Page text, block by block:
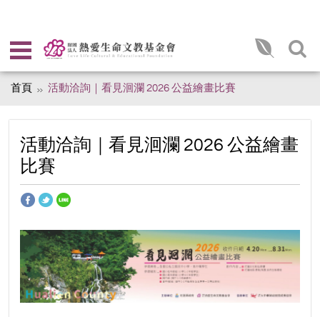
首頁 活動洽詢｜看見洄瀾 2026 公益繪畫比賽
活動洽詢｜看見洄瀾 2026 公益繪畫
比賽